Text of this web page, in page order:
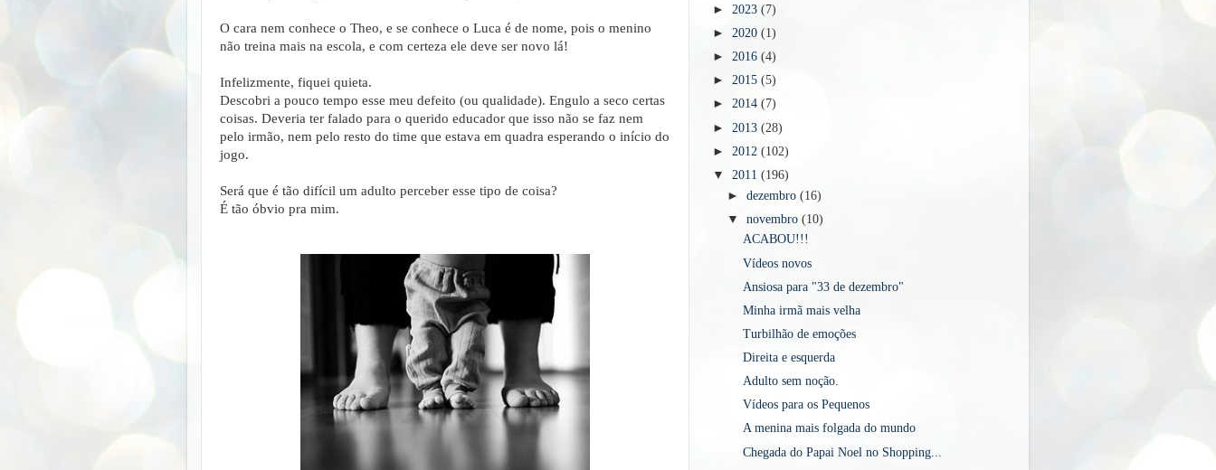
O cara nem conhece o Theo, e se conhece o Luca é de nome, pois o menino
não treina mais na escola, e com certeza ele deve ser novo lá!
Infelizmente, fiquei quieta.
Descobri a pouco tempo esse meu defeito (ou qualidade). Engulo a seco certas
coisas. Deveria ter falado para o querido educador que isso não se faz nem
pelo irmão, nem pelo resto do time que estava em quadra esperando o início do
jogo.
Será que é tão difícil um adulto perceber esse tipo de coisa?
É tão óbvio pra mim.
► 2023 (7)
► 2020 (1)
► 2016 (4)
► 2015 (5)
► 2014 (7)
► 2013 (28)
► 2012 (102)
▼ 2011 (196)
►dezembro(16)
▼novembro(10)
ACABOU!!!
Vídeos novos
Ansiosa para "33 de dezembro"
Minha irmã mais velha
Turbilhão de emoções
Direita e esquerda
Adulto sem noção.
Vídeos para os Pequenos
A menina mais folgada do mundo
Chegada do Papai Noel no Shopping...